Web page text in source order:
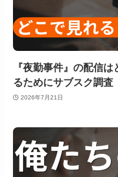
『夜勤事件』の配信
るためにサブスク調査
2026年7月21日